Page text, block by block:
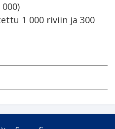
1 000 riviin ja 300